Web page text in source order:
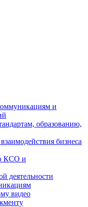
и
образованию,
бизнеса
КСО и
деятельности
видео